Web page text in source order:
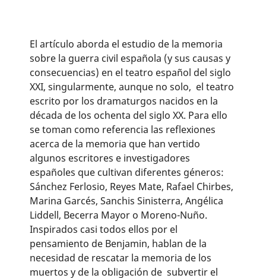
El artículo aborda el estudio de la memoria
sobre la guerra civil española (y sus causas y
consecuencias) en el teatro español del siglo
XXI, singularmente, aunque no solo, el teatro
escrito por los dramaturgos nacidos en la
década de los ochenta del siglo XX. Para ello
se toman como referencia las reflexiones
acerca de la memoria que han vertido
algunos escritores e investigadores
españoles que cultivan diferentes géneros:
Sánchez Ferlosio, Reyes Mate, Rafael Chirbes,
Marina Garcés, Sanchis Sinisterra, Angélica
Liddell, Becerra Mayor o Moreno-Nuño.
Inspirados casi todos ellos por el
pensamiento de Benjamin, hablan de la
necesidad de rescatar la memoria de los
muertos y de la obligación de subvertir el